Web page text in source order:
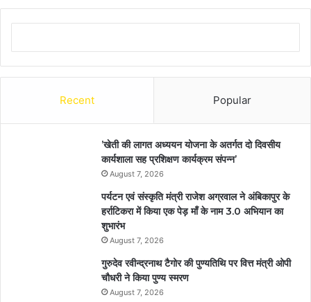
Recent Popular
’खेती की लागत अध्ययन योजना के अतर्गत दो दिवसीय
कार्यशाला सह प्रशिक्षण कार्यक्रम संपन्न’
August 7, 2026
पर्यटन एवं संस्कृति मंत्री राजेश अग्रवाल ने अंबिकापुर के
हर्राटिकरा में किया एक पेड़ माँ के नाम 3.0 अभियान का
शुभारंभ
August 7, 2026
गुरुदेव रवीन्द्रनाथ टैगोर की पुण्यतिथि पर वित्त मंत्री ओपी
चौधरी ने किया पुण्य स्मरण
August 7, 2026